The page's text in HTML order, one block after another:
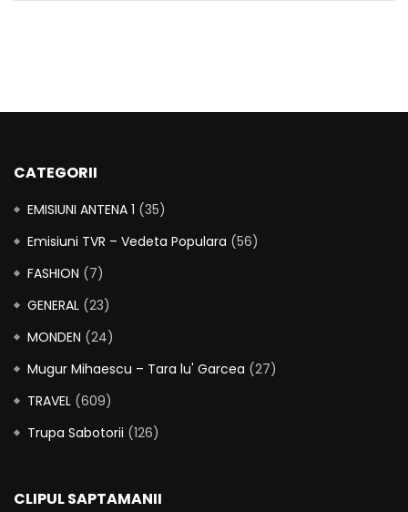
CATEGORII
EMISIUNI ANTENA 1 (35)
Emisiuni TVR – Vedeta Populara (56)
FASHION (7)
GENERAL (23)
MONDEN (24)
Mugur Mihaescu – Tara lu' Garcea (27)
TRAVEL (609)
Trupa Sabotorii (126)
CLIPUL SAPTAMANII